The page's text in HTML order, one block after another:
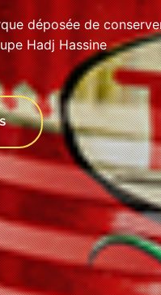
déposée de
Hadj Hassine